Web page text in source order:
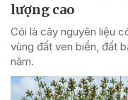
lượng cao
Cói là cây nguyên liệu
vùng đất ven biển, đất
năm.